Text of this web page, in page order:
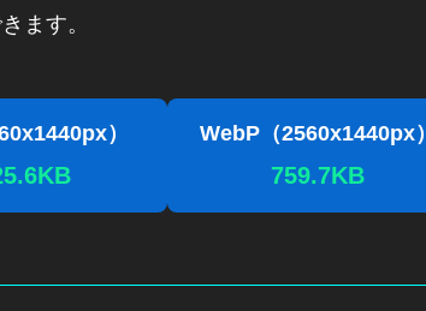
ます。
） WebP（2560x1440px）
759.7KB